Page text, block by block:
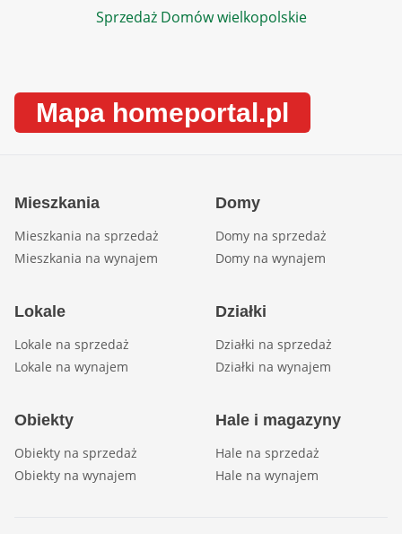
Sprzedaż Domów wielkopolskie
Mapa homeportal.pl
Mieszkania
Mieszkania na sprzedaż
Mieszkania na wynajem
Domy
Domy na sprzedaż
Domy na wynajem
Lokale
Lokale na sprzedaż
Lokale na wynajem
Działki
Działki na sprzedaż
Działki na wynajem
Obiekty
Obiekty na sprzedaż
Obiekty na wynajem
Hale i magazyny
Hale na sprzedaż
Hale na wynajem